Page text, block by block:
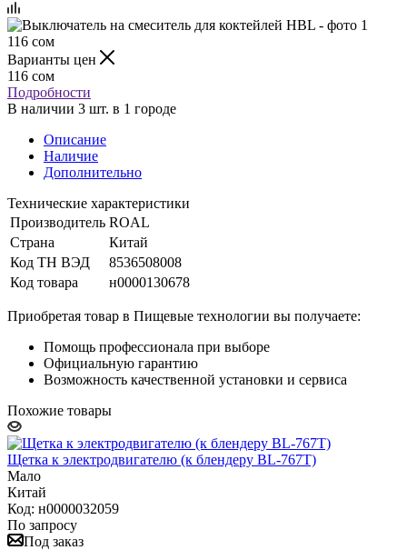
116 сом
Варианты цен
116 сом
Подробности
В наличии 3 шт. в 1 городе
Описание
Наличие
Дополнительно
Технические характеристики
Производитель ROAL
Страна
Китай
Код ТН ВЭД
8536508008
Код товара
н0000130678
Приобретая товар в Пищевые технологии вы получаете:
Помощь профессионала при выборе
Официальную гарантию
Возможность качественной установки и сервиса
Похожие товары
Щетка к электродвигателю (к блендеру BL-767T)
Мало
Китай
Код: н0000032059
По запросу
Под заказ